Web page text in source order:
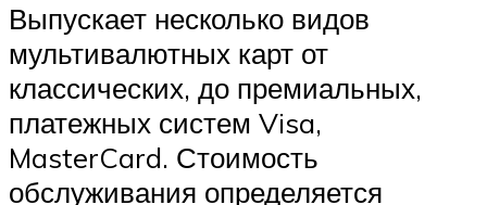
Выпускает несколько видов
мультивалютных карт от
классических, до премиальных,
платежных систем Visa,
MasterCard. Стоимость
обслуживания определяется